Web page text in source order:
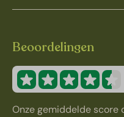
Beoordelingen
Onze gemiddelde score